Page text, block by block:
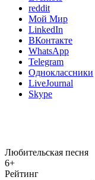
reddit
Мой Мир
LinkedIn
ВКонтакте
WhatsApp
Telegram
Одноклассники
LiveJournal
Skype
Любительская песня
6+
Рейтинг